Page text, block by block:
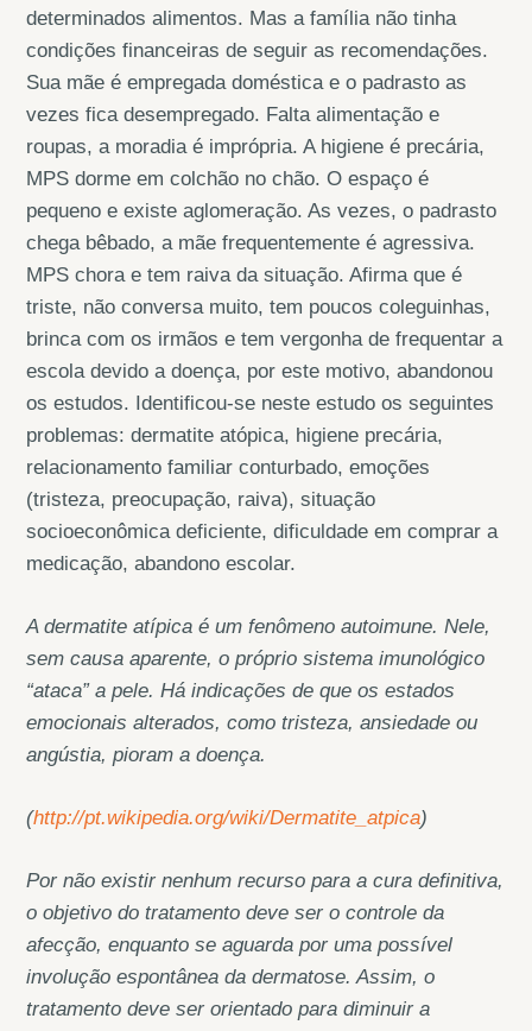
determinados alimentos. Mas a família não tinha
condições financeiras de seguir as recomendações.
Sua mãe é empregada doméstica e o padrasto as
vezes fica desempregado. Falta alimentação e
roupas, a moradia é imprópria. A higiene é precária,
MPS dorme em colchão no chão. O espaço é
pequeno e existe aglomeração. As vezes, o padrasto
chega bêbado, a mãe frequentemente é agressiva.
MPS chora e tem raiva da situação. Afirma que é
triste, não conversa muito, tem poucos coleguinhas,
brinca com os irmãos e tem vergonha de frequentar a
escola devido a doença, por este motivo, abandonou
os estudos. Identificou-se neste estudo os seguintes
problemas: dermatite atópica, higiene precária,
relacionamento familiar conturbado, emoções
(tristeza, preocupação, raiva), situação
socioeconômica deficiente, dificuldade em comprar a
medicação, abandono escolar.
A dermatite atípica é um fenômeno autoimune. Nele,
sem causa aparente, o próprio sistema imunológico
“ataca” a pele. Há indicações de que os estados
emocionais alterados, como tristeza, ansiedade ou
angústia, pioram a doença.
(http://pt.wikipedia.org/wiki/Dermatite_atpica)
Por não existir nenhum recurso para a cura definitiva,
o objetivo do tratamento deve ser o controle da
afecção, enquanto se aguarda por uma possível
involução espontânea da dermatose. Assim, o
tratamento deve ser orientado para diminuir a